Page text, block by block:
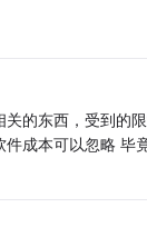
的东西，受到的
成本可以忽略 毕